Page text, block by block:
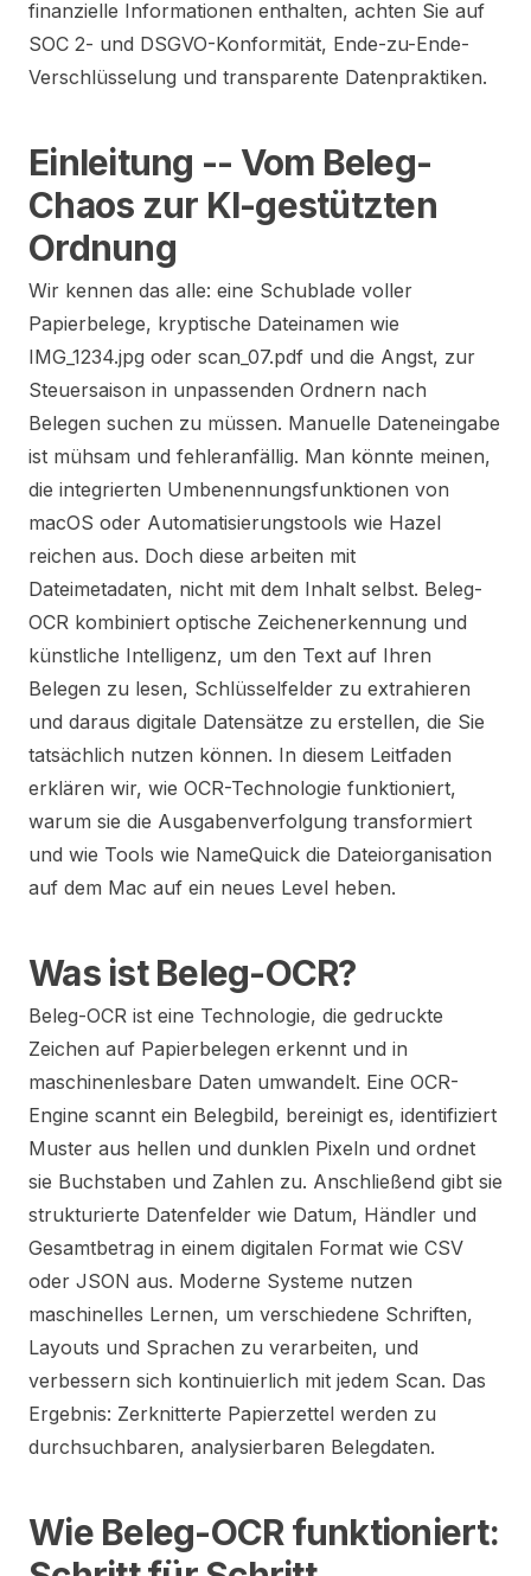
finanzielle Informationen enthalten, achten Sie auf
SOC 2- und DSGVO-Konformität, Ende-zu-Ende-
Verschlüsselung und transparente Datenpraktiken.
Einleitung -- Vom Beleg-
Chaos zur KI-gestützten
Ordnung
Wir kennen das alle: eine Schublade voller
Papierbelege, kryptische Dateinamen wie
IMG_1234.jpg oder scan_07.pdf und die Angst, zur
Steuersaison in unpassenden Ordnern nach
Belegen suchen zu müssen. Manuelle Dateneingabe
ist mühsam und fehleranfällig. Man könnte meinen,
die integrierten Umbenennungsfunktionen von
macOS oder Automatisierungstools wie Hazel
reichen aus. Doch diese arbeiten mit
Dateimetadaten, nicht mit dem Inhalt selbst. Beleg-
OCR kombiniert optische Zeichenerkennung und
künstliche Intelligenz, um den Text auf Ihren
Belegen zu lesen, Schlüsselfelder zu extrahieren
und daraus digitale Datensätze zu erstellen, die Sie
tatsächlich nutzen können. In diesem Leitfaden
erklären wir, wie OCR-Technologie funktioniert,
warum sie die Ausgabenverfolgung transformiert
und wie Tools wie NameQuick die Dateiorganisation
auf dem Mac auf ein neues Level heben.
Was ist Beleg-OCR?
Beleg-OCR ist eine Technologie, die gedruckte
Zeichen auf Papierbelegen erkennt und in
maschinenlesbare Daten umwandelt. Eine OCR-
Engine scannt ein Belegbild, bereinigt es, identifiziert
Muster aus hellen und dunklen Pixeln und ordnet
sie Buchstaben und Zahlen zu. Anschließend gibt sie
strukturierte Datenfelder wie Datum, Händler und
Gesamtbetrag in einem digitalen Format wie CSV
oder JSON aus. Moderne Systeme nutzen
maschinelles Lernen, um verschiedene Schriften,
Layouts und Sprachen zu verarbeiten, und
verbessern sich kontinuierlich mit jedem Scan. Das
Ergebnis: Zerknitterte Papierzettel werden zu
durchsuchbaren, analysierbaren Belegdaten.
Wie Beleg-OCR funktioniert: